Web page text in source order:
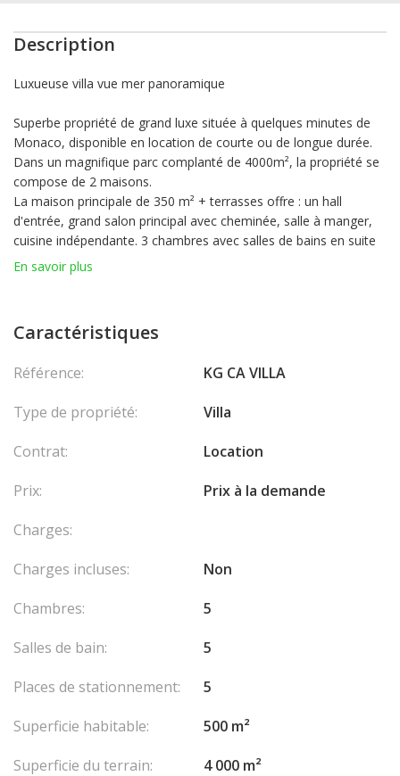
Description
Luxueuse villa vue mer panoramique
Superbe propriété de grand luxe située à quelques minutes de
Monaco, disponible en location de courte ou de longue durée.
Dans un magnifique parc complanté de 4000m², la propriété se
compose de 2 maisons.
La maison principale de 350 m² + terrasses offre : un hall
d'entrée, grand salon principal avec cheminée, salle à manger,
cuisine indépendante. 3 chambres avec salles de bains en suite
dont une avec salon privé. Salle de bains invités
La maison d'invités de 150m² offre également 3 chambres avec
Salle de loisir (cinéma et jeux)
Compris dans le tarif mensuel : Entretien journalier
supplémentaire, Bentley avec chauffeur, Chef Privé, Services de
Tarifs sur demande
En savoir plus
Caractéristiques
Référence:
KG CA VILLA
Type de propriété:
Villa
Contrat:
Location
Prix:
Prix à la demande
Charges:
Charges incluses:
Non
Chambres:
5
Salles de bain:
5
Places de stationnement:
5
Superficie habitable:
500 m²
Superficie du terrain:
4 000 m²